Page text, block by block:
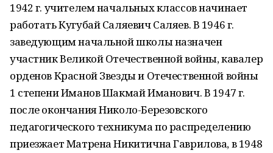
1942 г. учителем начальных классов начинает
работать Кугубай Саляевич Саляев. В 1946 г.
заведующим начальной школы назначен
участник Великой Отечественной войны, кавалер
орденов Красной Звезды и Отечественной войны
1 степени Иманов Шакмай Иманович. В 1947 г.
после окончания Николо-Березовского
педагогического техникума по распределению
приезжает Матрена Никитична Гаврилова, в 1948